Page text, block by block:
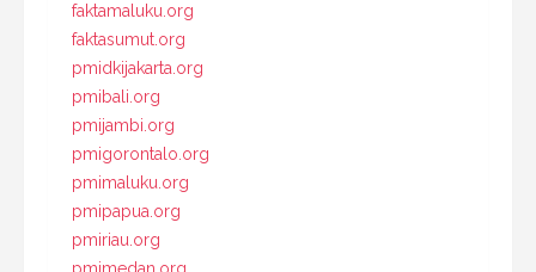
faktamaluku.org
faktasumut.org
pmidkijakarta.org
pmibali.org
pmijambi.org
pmigorontalo.org
pmimaluku.org
pmipapua.org
pmiriau.org